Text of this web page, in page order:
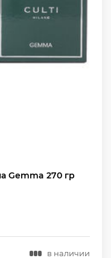
Gemma 270 гр
в наличии